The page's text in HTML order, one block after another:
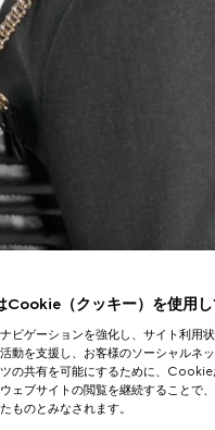
Cookie（クッキー）を使用
ビゲーションを強化し、サイト利用
動を支援し、お客様のソーシャルネ
の共有を可能にするために、Cookie
ェブサイトの閲覧を継続することで
ものとみなされます。